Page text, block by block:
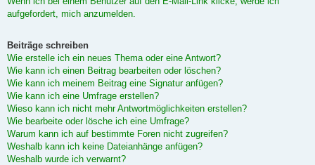
aufgefordert, mich anzumelden.
Beiträge schreiben
Wie erstelle ich ein neues Thema oder eine Antwort?
Wie kann ich einen Beitrag bearbeiten oder löschen?
Wie kann ich meinem Beitrag eine Signatur anfügen?
Wie kann ich eine Umfrage erstellen?
Wieso kann ich nicht mehr Antwortmöglichkeiten erstellen?
Wie bearbeite oder lösche ich eine Umfrage?
Warum kann ich auf bestimmte Foren nicht zugreifen?
Weshalb kann ich keine Dateianhänge anfügen?
Weshalb wurde ich verwarnt?